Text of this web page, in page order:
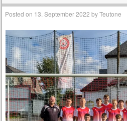
Posted on 13. September 2022 byTeutone